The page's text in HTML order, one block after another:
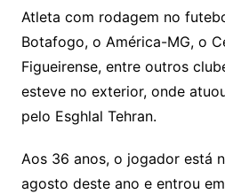
Atleta com rodagem no
Botafogo, o América-MG, o
Figueirense, entre outros
esteve no exterior, onde
pelo Esghlal Tehran.
Aos 36 anos, o jogador está
agosto deste ano e entrou